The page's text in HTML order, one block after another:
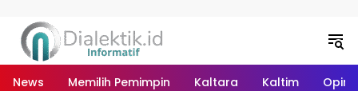
News Memilih Pemimpin Kaltara Kaltim Opini